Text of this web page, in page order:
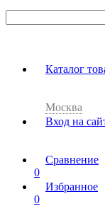
Каталог
Москва
Вход на
Сравнение
0
Избранное
0